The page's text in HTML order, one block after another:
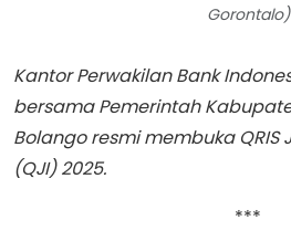
Gorontalo)
Kantor Perwakilan Bank
bersama Pemerintah
Bolango resmi membuka QRIS
(QJI) 2025.
***